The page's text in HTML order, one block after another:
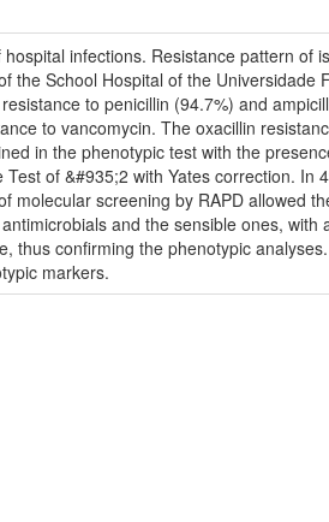
infections. Resistance pattern of
School Hospital of the Universidade
to penicillin (94.7%) and
to vancomycin. The oxacillin
in the phenotypic test with the
of &#935;2 with Yates correction. In
molecular screening by RAPD allowed
and the sensible ones, with
thus confirming the phenotypic
markers.